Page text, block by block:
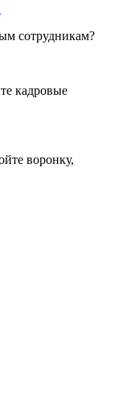
сотрудникам?
кадровые
воронку,